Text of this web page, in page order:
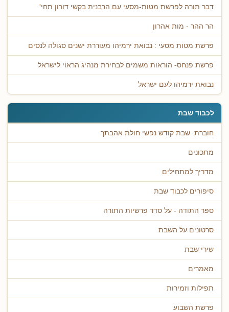
דבר תורה לפרשת מטות-מסעי עם הרבנית בקשי דורון תחי'
הר ההר - מות אהרון
פרשת מטות מסעי : נבואת ירמיהו מעוררת ישנים סגולה לנסים
פרשת פנחס- הוראות משמים לבחירת מנהיג הראוי לישראל
נבואת ירמיהו לעם ישראל
לכבוד שבת
חוברת: שבת קודש נפשי חולת אהבתך
מתכונים
מדריך למתחילים
סיפורים לכבוד שבת
ספר התודה - על סדר פרשיות התורה
סרטונים על השבת
שירי שבת
מאמרים
תפילות וזמירות
פרשת השבוע